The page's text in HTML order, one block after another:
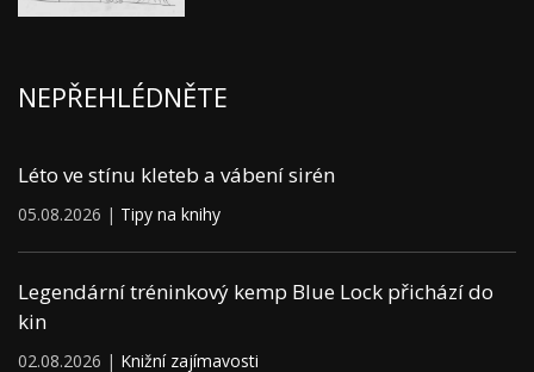
NEPŘEHLÉDNĚTE
Léto ve stínu kleteb a vábení sirén
05.08.2026 | Tipy na knihy
Legendární tréninkový kemp Blue Lock přichází do
kin
02.08.2026 | Knižní zajímavosti